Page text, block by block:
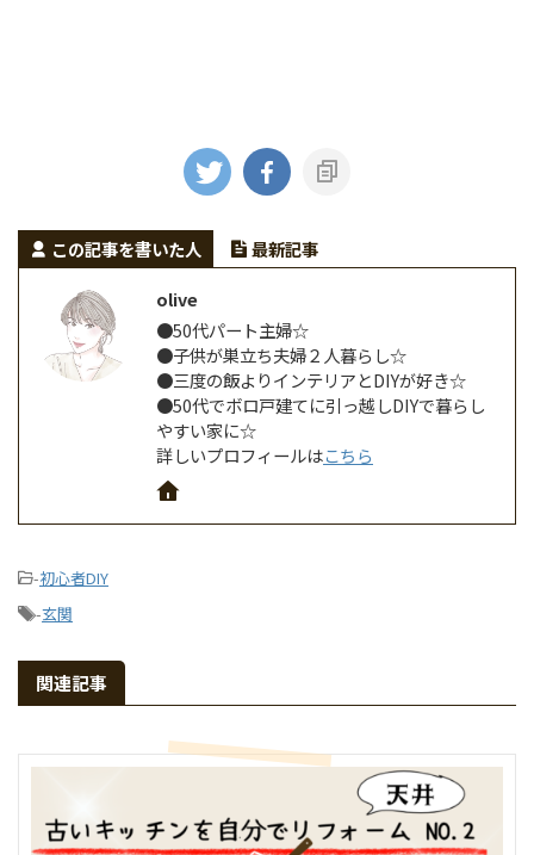
この記事を書いた人
最新記事
olive
●50代パート主婦☆
●子供が巣立ち夫婦２人暮らし☆
●三度の飯よりインテリアとDIYが好き☆
●50代でボロ戸建てに引っ越しDIYで暮らし
やすい家に☆
詳しいプロフィールはこちら
-初心者DIY
-玄関
関連記事